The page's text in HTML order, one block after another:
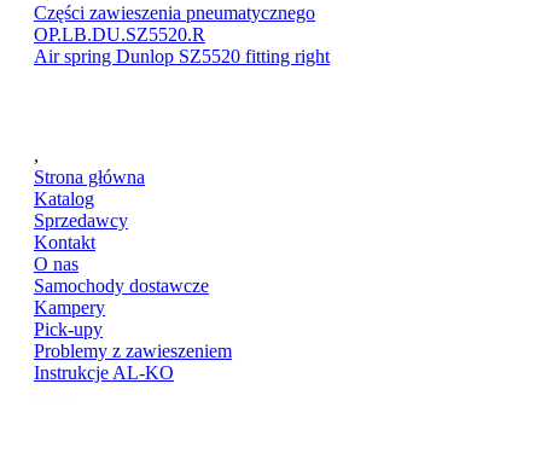
Części zawieszenia pneumatycznego
OP.LB.DU.SZ5520.R
Air spring Dunlop SZ5520 fitting right
,
Strona główna
Katalog
Sprzedawcy
Kontakt
O nas
Samochody dostawcze
Kampery
Pick-upy
Problemy z zawieszeniem
Instrukcje AL-KO